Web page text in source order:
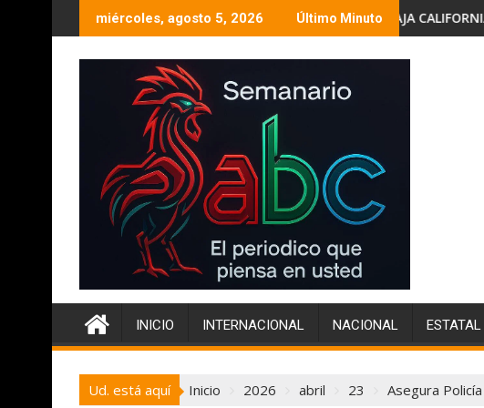
al
miércoles, agosto 5, 2026 Último Minuto
Este de la ciudadUn acosador con poder en BAJA CALIFORNIA….
INICIO INTERNACIONAL NACIONAL ESTATAL
Ud. está aquí Inicio 2026 abril 23 Asegura